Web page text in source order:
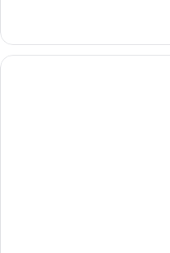
King
with
Sofa